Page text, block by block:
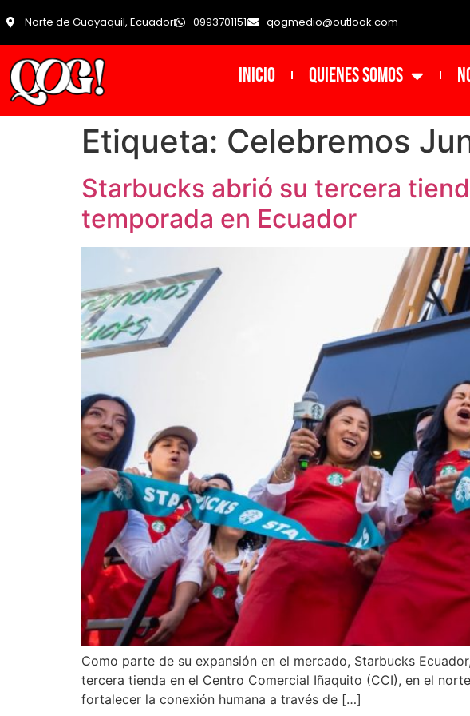
Norte de Guayaquil, Ecuador 0993701151 qogmedio@outlook.com
INICIO Quienes Somos
Etiqueta: Celebremos
Starbucks abrió su tercera
temporada en Ecuador
Como parte de su expansión en el mercado, Starbucks
tercera tienda en el Centro Comercial Iñaquito (CCI), en el
fortalecer la conexión humana a través de […]